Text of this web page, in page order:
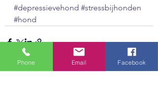
#depressievehond #stressbijhonden
#hond
Phone Email Facebook